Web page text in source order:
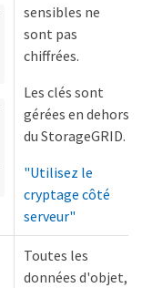
sensibles ne
sont pas
chiffrées.
Les clés sont
gérées en dehors
du StorageGRID.
"Utilisez le
cryptage côté
serveur"
Toutes les
données d'objet,